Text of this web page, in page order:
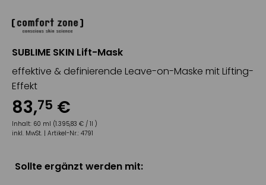
SUBLIME SKIN Lift-Mask
effektive & definierende Leave-on-Maske mit Lifting-
Effekt
83,75 €
Inhalt: 60 ml (1.395,83 € / 1l )
inkl. MwSt. | Artikel-Nr.: 4791
Sollte ergänzt werden mit: